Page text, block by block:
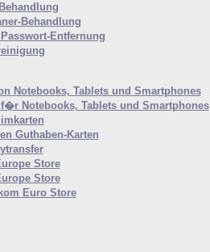
Behandlung
Entfernung
Notebooks, Tablets und Smartphones
Notebooks, Tablets und Smartphones
Guthaben-Karten
Store
Store
Euro Store